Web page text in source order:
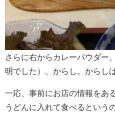
さらに右からカレーパウダー
明でした）、からし。からし
一応、事前にお店の情報をあ
うどんに入れて食べるという